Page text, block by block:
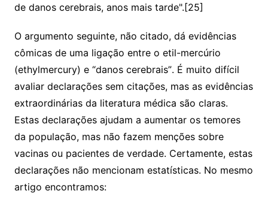
de danos cerebrais, anos mais tarde".[25]
O argumento seguinte, não citado, dá evidências
cômicas de uma ligação entre o etil-mercúrio
(ethylmercury) e “danos cerebrais”. É muito difícil
avaliar declarações sem citações, mas as evidências
extraordinárias da literatura médica são claras.
Estas declarações ajudam a aumentar os temores
da população, mas não fazem menções sobre
vacinas ou pacientes de verdade. Certamente, estas
declarações não mencionam estatísticas. No mesmo
artigo encontramos: